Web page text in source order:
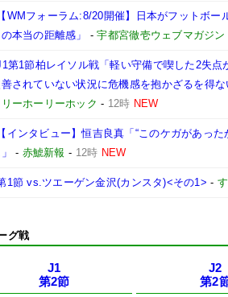
【WMフォーラム:8/20開催】日本がフットボ
本当の距離感」
-宇都宮徹壱ウェブマガジン
第1節柏レイソル戦「軽い守備で喫した2失
されていない状況に危機感を抱かざるを得
ーホーリーホック - 12時 NEW
【インタビュー】恒吉良真「“このケガがあっ
- 赤鯱新報 - 12時 NEW
1節 vs.ツエーゲン金沢(カンスタ)<その1> -
グ戦
J1
第2節
J2
第2